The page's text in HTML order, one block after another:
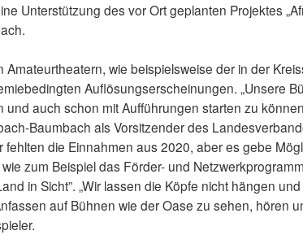
Unterstützung des vor Ort geplanten Projektes
Amateurtheatern, wie beispielsweise der in der
Auflösungserscheinungen. „Unsere
und auch schon mit Aufführungen starten zu
Baumbach als Vorsitzender des
fehlten die Einnahmen aus 2020, aber es gebe
zum Beispiel das Förder- und
in Sicht”. „Wir lassen die Köpfe nicht hängen
auf Bühnen wie der Oase zu sehen, hören